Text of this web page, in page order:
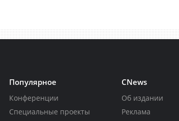
Популярное
Конференции
Специальные проекты
CNews
Об издании
Реклама